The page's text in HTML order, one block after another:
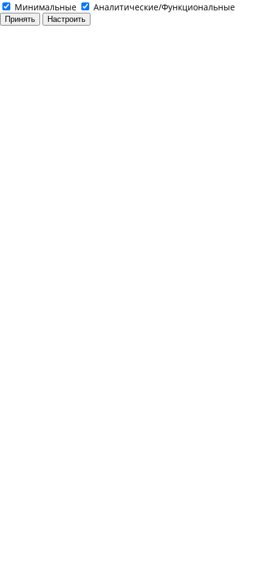
Минимальные
Аналитические/Функциональные
Принять Настроить